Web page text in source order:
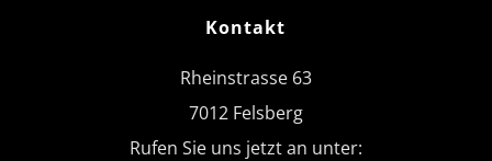
Kontakt
Rheinstrasse 63
7012 Felsberg
Rufen Sie uns jetzt an unter: